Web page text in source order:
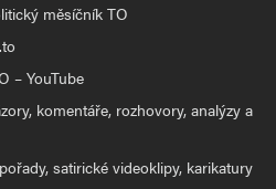
měsíčník TO
– YouTube
komentáře, rozhovory, analýzy a
satirické videoklipy, karikatury